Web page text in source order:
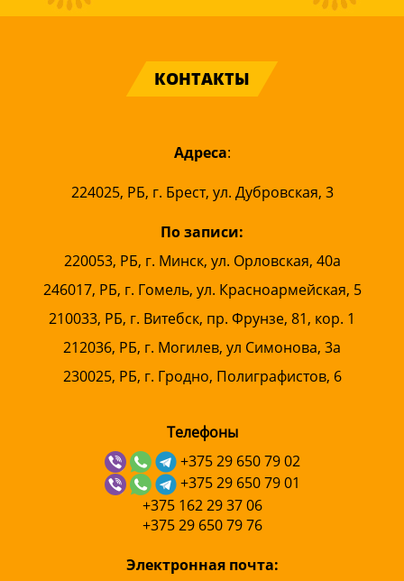
КОНТАКТЫ
Адреса:
224025, РБ, г. Брест, ул. Дубровская, 3
По записи:
220053, РБ, г. Минск, ул. Орловская, 40а
246017, РБ, г. Гомель, ул. Красноармейская, 5
210033, РБ, г. Витебск, пр. Фрунзе, 81, кор. 1
212036, РБ, г. Могилев, ул Симонова, 3а
230025, РБ, г. Гродно, Полиграфистов, 6
Телефоны
+375 29 650 79 02
+375 29 650 79 01
+375 162 29 37 06
+375 29 650 79 76
Электронная почта: